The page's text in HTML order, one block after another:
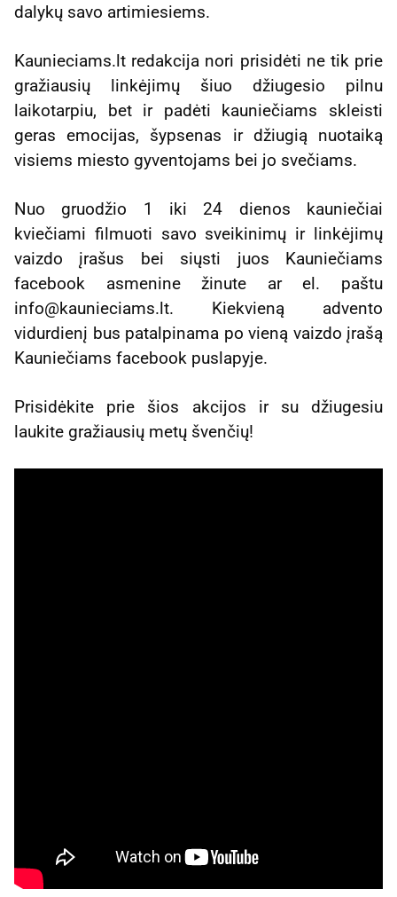
dalykų savo artimiesiems.
Kaunieciams.lt redakcija nori prisidėti ne tik prie
gražiausių linkėjimų šiuo džiugesio pilnu
laikotarpiu, bet ir padėti kauniečiams skleisti
geras emocijas, šypsenas ir džiugią nuotaiką
visiems miesto gyventojams bei jo svečiams.
Nuo gruodžio 1 iki 24 dienos kauniečiai
kviečiami filmuoti savo sveikinimų ir linkėjimų
vaizdo įrašus bei siųsti juos Kauniečiams
facebook asmenine žinute ar el. paštu
info@kaunieciams.lt. Kiekvieną advento
vidurdienį bus patalpinama po vieną vaizdo įrašą
Kauniečiams facebook puslapyje.
Prisidėkite prie šios akcijos ir su džiugesiu
laukite gražiausių metų švenčių!